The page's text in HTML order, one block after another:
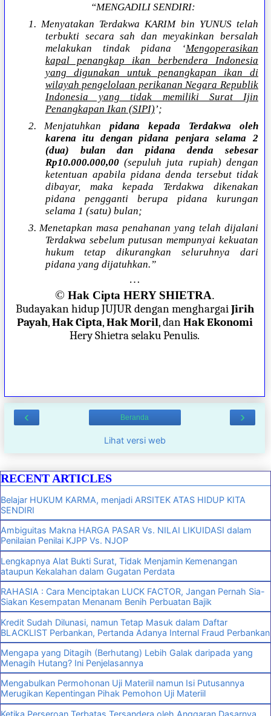
“MENGADILI SENDIRI:
1. Menyatakan Terdakwa KARIM bin YUNUS telah
terbukti secara sah dan meyakinkan bersalah
melakukan tindak pidana ‘Mengoperasikan
kapal penangkap ikan berbendera Indonesia
yang digunakan untuk penangkapan ikan di
wilayah pengelolaan perikanan Negara Republik
Indonesia yang tidak memiliki Surat Ijin
Penangkapan Ikan (SIPI)’;
2. Menjatuhkanpidana kepada Terdakwa oleh
karena itu dengan pidana penjara selama 2
(dua) bulan dan pidana denda sebesar
Rp10.000.000,00(sepuluh juta rupiah) dengan
ketentuan apabila pidana denda tersebut tidak
dibayar, maka kepada Terdakwa dikenakan
pidana pengganti berupa pidana kurungan
selama 1 (satu) bulan;
3. Menetapkan masa penahanan yang telah dijalani
Terdakwa sebelum putusan mempunyai kekuatan
hukum tetap dikurangkan seluruhnya dari
pidana yang dijatuhkan.”
…
© Hak Cipta HERY SHIETRA.
Budayakan hidup JUJUR dengan menghargaiJirih
Payah,Hak Cipta,Hak Moril, danHak Ekonomi
Hery Shietra selaku Penulis.
‹ ›
Beranda
Lihat versi web
RECENT ARTICLES
Belajar HUKUM KARMA, menjadi ARSITEK ATAS HIDUP KITA
SENDIRI
Ambiguitas Makna HARGA PASAR Vs. NILAI LIKUIDASI dalam
Penilaian Penilai KJPP Vs. NJOP
Lengkapnya Alat Bukti Surat, Tidak Menjamin Kemenangan
ataupun Kekalahan dalam Gugatan Perdata
RAHASIA : Cara Menciptakan LUCK FACTOR, Jangan Pernah Sia-
Siakan Kesempatan Menanam Benih Perbuatan Bajik
Kredit Sudah Dilunasi, namun Tetap Masuk dalam Daftar
BLACKLIST Perbankan, Pertanda Adanya Internal Fraud Perbankan
Mengapa yang Ditagih (Berhutang) Lebih Galak daripada yang
Menagih Hutang? Ini Penjelasannya
Mengabulkan Permohonan Uji Materiil namun Isi Putusannya
Merugikan Kepentingan Pihak Pemohon Uji Materiil
Ketika Perseroan Terbatas Tersandera oleh Anggaran Dasarnya